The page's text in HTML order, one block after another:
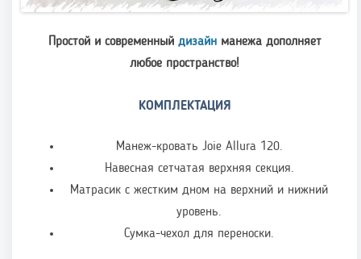
Простой и современный дизайнманежа дополняет
любое пространство!
КОМПЛЕКТАЦИЯ
Манеж-кровать Joie Allura 120.
Навесная сетчатая верхняя секция.
Матрасик с жестким дном на верхний и нижний
уровень.
Сумка-чехол для переноски.